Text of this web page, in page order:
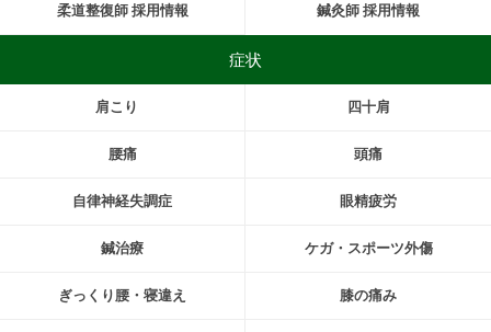
柔道整復師 採用情報 鍼灸師 採用情報
症状
肩こり 四十肩
腰痛 頭痛
自律神経失調症 眼精疲労
鍼治療 ケガ・スポーツ外傷
ぎっくり腰・寝違え 膝の痛み